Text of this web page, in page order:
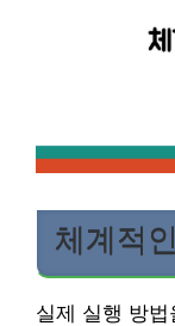
체계적
실제 실행 방